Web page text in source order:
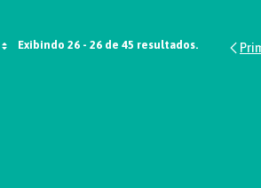
Exibindo 26 - 26 de 45 resultados.